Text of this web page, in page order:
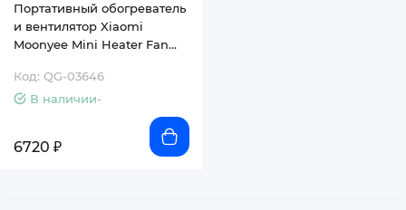
Портативный обогреватель
и вентилятор Xiaomi
Moonyee Mini Heater Fan
Код: QG-03646
В наличии-
6720 ₽